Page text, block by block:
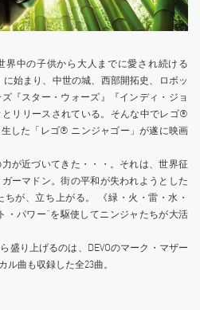
界中の子供から大人までに愛され続ける
始まり、中世の城、西部開拓史、ロボッ
『スター・ウォーズ』『インディ・ジョ
リリースされている。そんな中でレゴ®
した「レゴ® ニンジャゴー」が遂に映画
が近づいてきた・・・。それは、世界征
ーマドン。街の平和が失われようとした
が、立ち上がる。 《緑・火・雷・水・
・パワー”を駆使してニンジャたちが大活
盛り上げるのは、DEVOのマーク・マザー
曲も収録した全23曲。